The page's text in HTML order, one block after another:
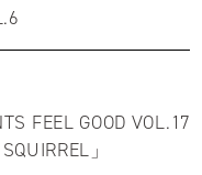
FEEL GOOD VOL.17
」